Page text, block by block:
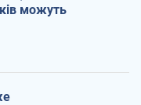
можуть